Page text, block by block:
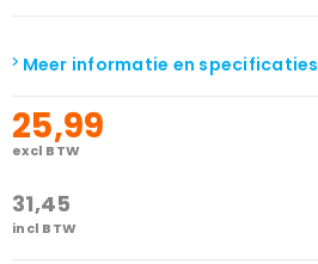
Meer informatie en specificaties
25,99
excl BTW
31,45
incl BTW